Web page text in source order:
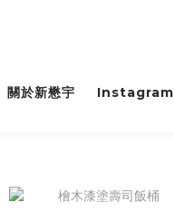
關於新懋宇 Instagram